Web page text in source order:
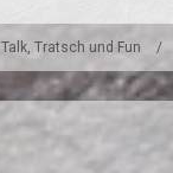
Talk, Tratsch und Fun